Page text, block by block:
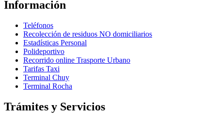
Información
Teléfonos
Recolección de residuos NO domiciliarios
Estadísticas Personal
Polideportivo
Recorrido online Trasporte Urbano
Tarifas Taxi
Terminal Chuy
Terminal Rocha
Trámites y Servicios